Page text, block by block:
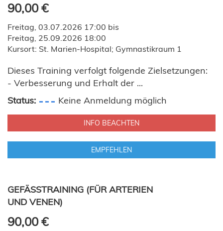
90,00 €
Freitag, 03.07.2026 17:00 bis
Freitag, 25.09.2026 18:00
Kursort: St. Marien-Hospital; Gymnastikraum 1
Dieses Training verfolgt folgende Zielsetzungen:
- Verbesserung und Erhalt der ...
Status:
Keine Anmeldung möglich
INFO BEACHTEN
EMPFEHLEN
GEFÄSSTRAINING (FÜR ARTERIEN U
ND VENEN)
90,00 €